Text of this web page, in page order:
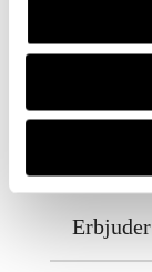
För att
dina
helt